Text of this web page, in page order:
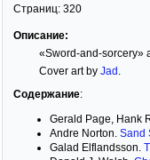
Страниц: 320
Описание:
«Sword-and-sorcery»
Cover art by Jad .
Содержание:
Gerald Page, Hank
Andre Norton. Sand
Galad Elflandsson.